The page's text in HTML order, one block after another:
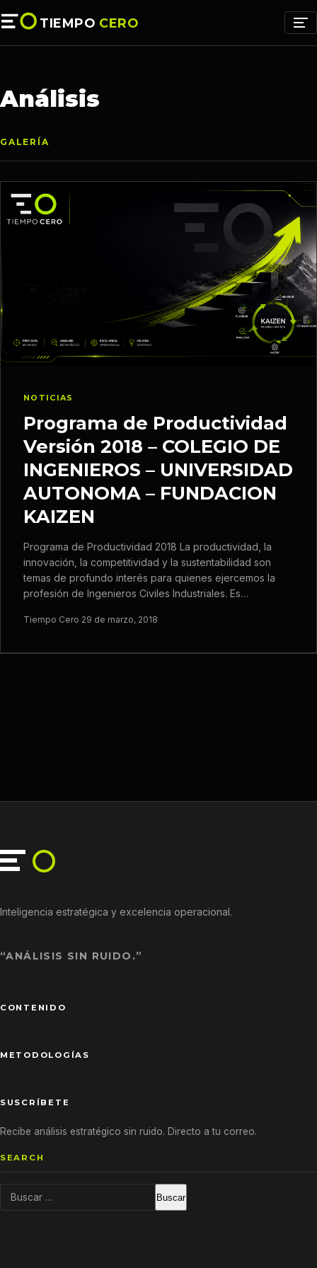
TIEMPO CERO
Análisis
GALERÍA
NOTICIAS
Programa de Productividad
Versión 2018 – COLEGIO DE
INGENIEROS – UNIVERSIDAD
AUTONOMA – FUNDACION
KAIZEN
Programa de Productividad 2018 La productividad, la
innovación, la competitividad y la sustentabilidad son
temas de profundo interés para quienes ejercemos la
profesión de Ingenieros Civiles Industriales. Es…
Tiempo Cero·29 de marzo, 2018
Inteligencia estratégica y excelencia operacional.
“ANÁLISIS SIN RUIDO.”
CONTENIDO
METODOLOGÍAS
SUSCRÍBETE
Recibe análisis estratégico sin ruido. Directo a tu correo.
SEARCH
Buscar: